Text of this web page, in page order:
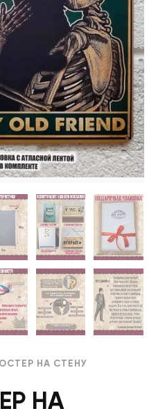
НА СТЕНУ
НА